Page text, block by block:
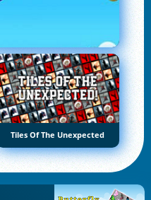
Tiles Of The Unexpected